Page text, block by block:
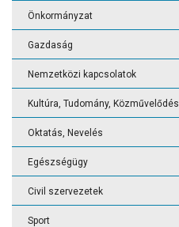
Önkormányzat
Gazdaság
Nemzetközi kapcsolatok
Kultúra, Tudomány, Közművelődés
Oktatás, Nevelés
Egészségügy
Civil szervezetek
Sport